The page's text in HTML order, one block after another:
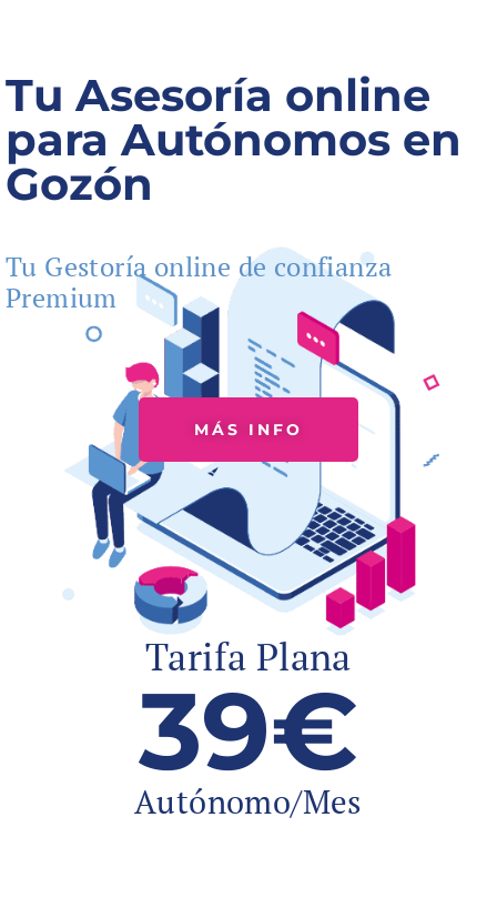
Tu Asesoría online
para Autónomos en
Gozón
Tu Gestoría online de confianza
Premium
MÁS INFO
Tarifa Plana
39€
Autónomo/Mes